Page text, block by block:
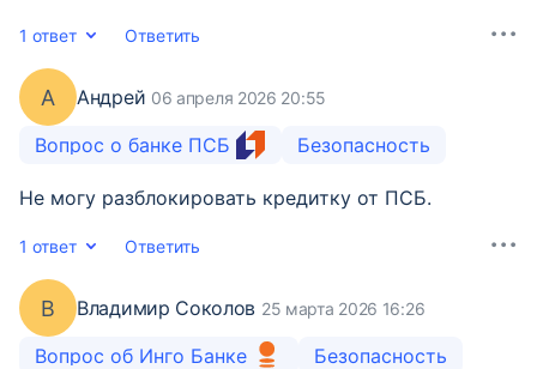
1 ответ Ответить
А Андрей 06 апреля 2026 20:55
Вопрос о банке ПСБ Безопасность
Не могу разблокировать кредитку от ПСБ.
1 ответ Ответить
В Владимир Соколов 25 марта 2026 16:26
Вопрос об Инго Банке Безопасность